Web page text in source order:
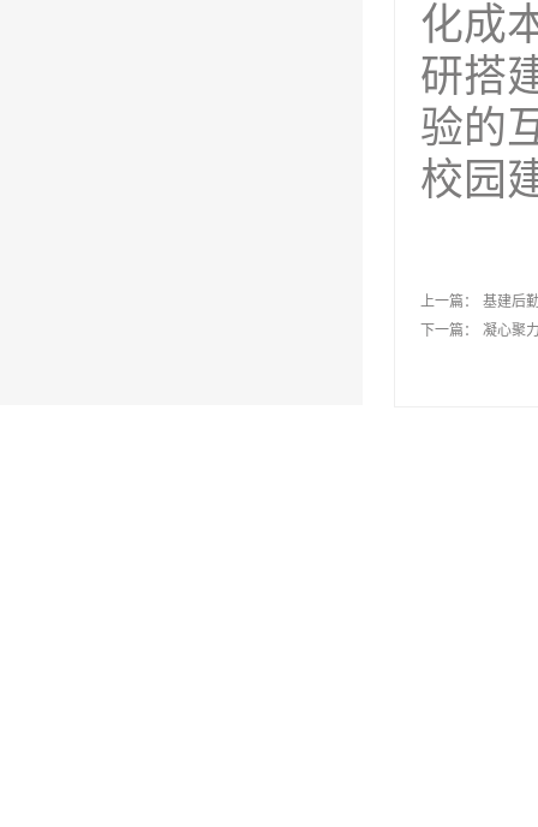
化成
研搭
验的
校园
上一篇：
基建后
下一篇：
凝心聚